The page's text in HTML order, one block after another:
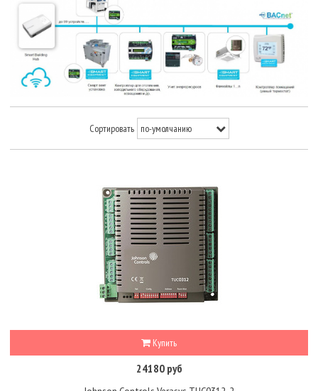
Сортировать
Купить
24180 руб